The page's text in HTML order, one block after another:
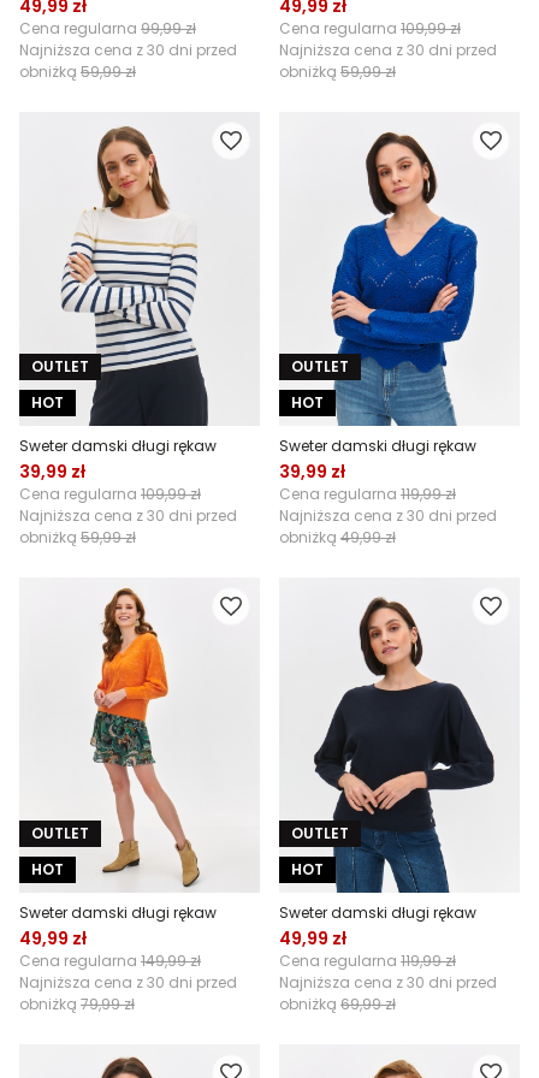
49,99 zł
Cena regularna 99,99 zł
Najniższa cena z 30 dni przed
obniżką 59,99 zł
49,99 zł
Cena regularna 109,99 zł
Najniższa cena z 30 dni przed
obniżką 59,99 zł
OUTLET
HOT
Sweter damski długi rękaw
39,99 zł
Cena regularna 109,99 zł
Najniższa cena z 30 dni przed
obniżką 59,99 zł
OUTLET
HOT
Sweter damski długi rękaw
39,99 zł
Cena regularna 119,99 zł
Najniższa cena z 30 dni przed
obniżką 49,99 zł
OUTLET
HOT
Sweter damski długi rękaw
49,99 zł
Cena regularna 149,99 zł
Najniższa cena z 30 dni przed
obniżką 79,99 zł
OUTLET
HOT
Sweter damski długi rękaw
49,99 zł
Cena regularna 119,99 zł
Najniższa cena z 30 dni przed
obniżką 69,99 zł